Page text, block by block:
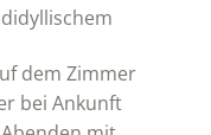
dem Zimmer
bei Ankunft